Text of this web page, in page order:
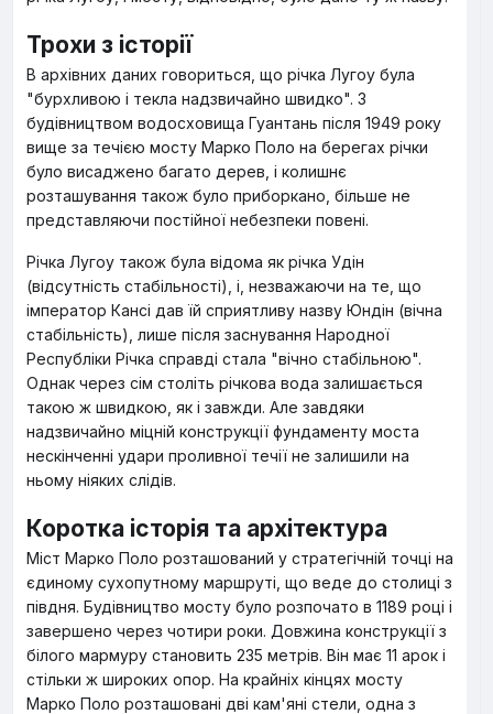
Трохи з історії
В архівних даних говориться, що річка Лугоу була
"бурхливою і текла надзвичайно швидко". З
будівництвом водосховища Гуантань після 1949 року
вище за течією мосту Марко Поло на берегах річки
було висаджено багато дерев, і колишнє
розташування також було приборкано, більше не
представляючи постійної небезпеки повені.
Річка Лугоу також була відома як річка Удін
(відсутність стабільності), і, незважаючи на те, що
імператор Кансі дав їй сприятливу назву Юндін (вічна
стабільність), лише після заснування Народної
Республіки Річка справді стала "вічно стабільною".
Однак через сім століть річкова вода залишається
такою ж швидкою, як і завжди. Але завдяки
надзвичайно міцній конструкції фундаменту моста
нескінченні удари проливної течії не залишили на
ньому ніяких слідів.
Коротка історія та архітектура
Міст Марко Поло розташований у стратегічній точці на
єдиному сухопутному маршруті, що веде до столиці з
півдня. Будівництво мосту було розпочато в 1189 році і
завершено через чотири роки. Довжина конструкції з
білого мармуру становить 235 метрів. Він має 11 арок і
стільки ж широких опор. На крайніх кінцях мосту
Марко Поло розташовані дві кам'яні стели, одна з